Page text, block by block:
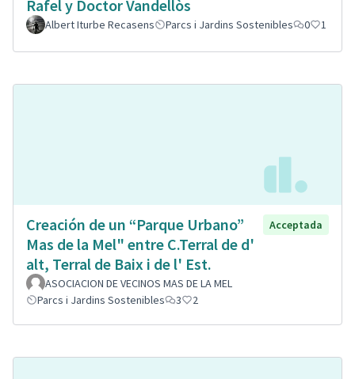
Rafel y Doctor Vandellòs
Albert Iturbe Recasens Parcs i Jardins Sostenibles 0 1
Creación de un “Parque Urbano”
Mas de la Mel" entre C.Terral de d'
alt, Terral de Baix i de l' Est.
Acceptada
ASOCIACION DE VECINOS MAS DE LA MEL
Parcs i Jardins Sostenibles
3 2